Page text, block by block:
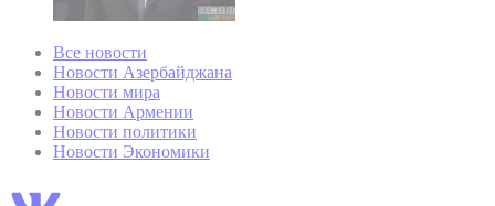
Все новости
Новости Азербайджана
Новости мира
Новости Армении
Новости политики
Новости Экономики